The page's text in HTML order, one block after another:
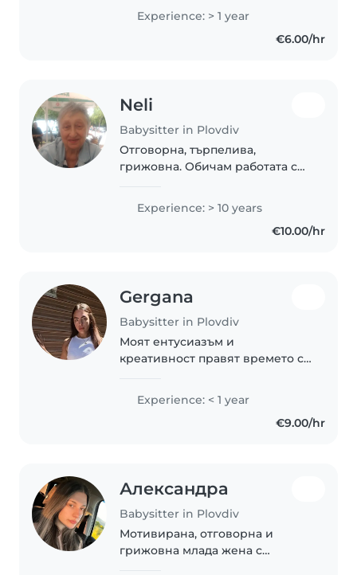
да измислям забавни игри,
творчески занимания и винаги
се старая децата да се чувстват
Experience: > 1 year
€6.00/hr
Neli
Babysitter in Plovdiv
Отговорна, търпелива,
грижовна. Обичам работата с
запълним времето на детето с
игри, четене, песнички,
занимавки, домашна работа.
Experience: > 10 years
€10.00/hr
Gergana
Babysitter in Plovdiv
Моят ентусиазъм и
креативност правят времето с
Обичам да играя, рисувам и да
творя музика с малчуганите. С
удоволствие ще се грижа за
Experience: < 1 year
€9.00/hr
Александра
Babysitter in Plovdiv
Мотивирана, отговорна и
грижовна млада жена с